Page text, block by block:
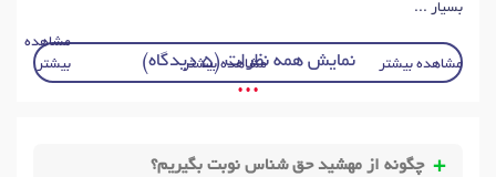
بسیار ...
مشاهده بیشتر مشاهده بیشتر
مشاهده
بیشتر
نمایش همه نظرات (5 دیدگاه)
• • •
چگونه از مهشید حق شناس نوبت بگیریم؟